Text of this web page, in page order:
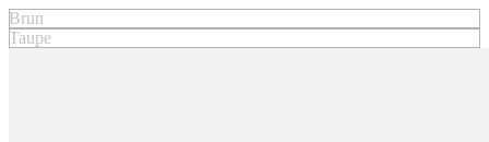
Brun
Taupe